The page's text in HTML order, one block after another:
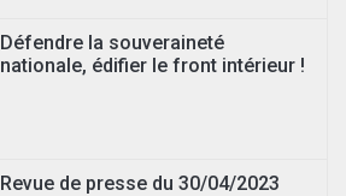
Défendre la souveraineté
nationale, édifier le front intérieur !
Revue de presse du 30/04/2023